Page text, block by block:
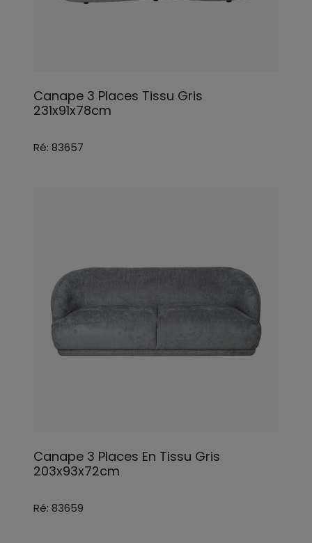
Canape 3 Places Tissu Gris
231x91x78cm
Ré: 83657
Canape 3 Places En Tissu Gris
203x93x72cm
Ré: 83659